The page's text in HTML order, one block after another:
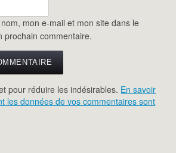
mon e-mail et mon site dans le
prochain commentaire.
pour réduire les indésirables. En savoir
les données de vos commentaires sont